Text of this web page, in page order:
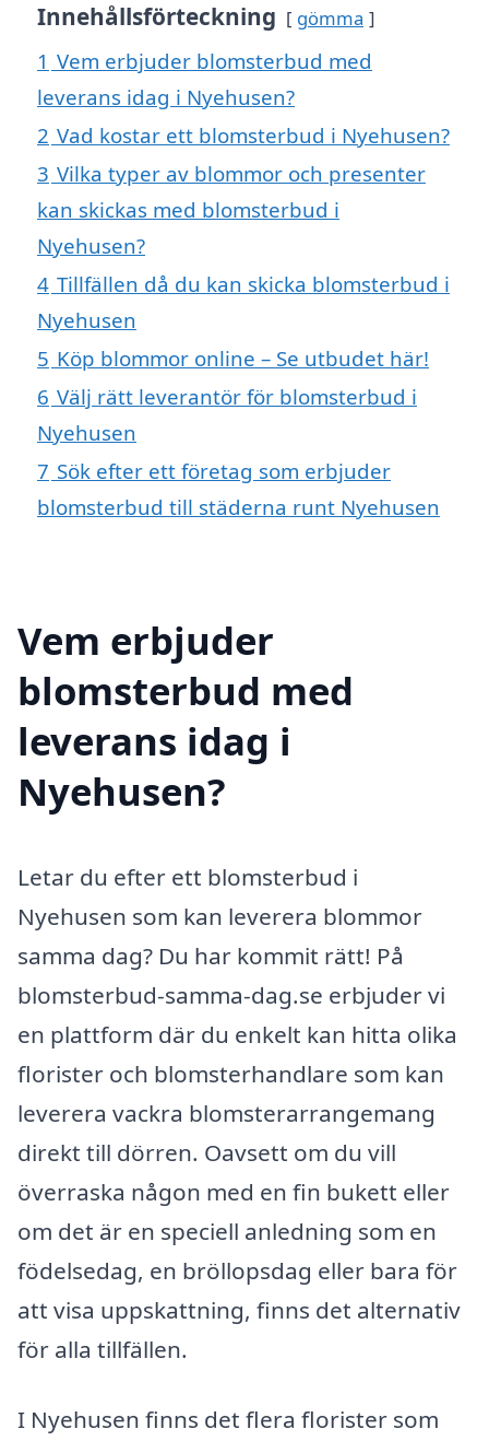
Innehållsförteckning gömma
1 Vem erbjuder blomsterbud med
leverans idag i Nyehusen?
2 Vad kostar ett blomsterbud i Nyehusen?
3 Vilka typer av blommor och presenter
kan skickas med blomsterbud i
Nyehusen?
4 Tillfällen då du kan skicka blomsterbud i
Nyehusen
5 Köp blommor online – Se utbudet här!
6 Välj rätt leverantör för blomsterbud i
Nyehusen
7 Sök efter ett företag som erbjuder
blomsterbud till städerna runt Nyehusen
Vem erbjuder
blomsterbud med
leverans idag i
Nyehusen?
Letar du efter ett blomsterbud i
Nyehusen som kan leverera blommor
samma dag? Du har kommit rätt! På
blomsterbud-samma-dag.se erbjuder vi
en plattform där du enkelt kan hitta olika
florister och blomsterhandlare som kan
leverera vackra blomsterarrangemang
direkt till dörren. Oavsett om du vill
överraska någon med en fin bukett eller
om det är en speciell anledning som en
födelsedag, en bröllopsdag eller bara för
att visa uppskattning, finns det alternativ
för alla tillfällen.
I Nyehusen finns det flera florister som